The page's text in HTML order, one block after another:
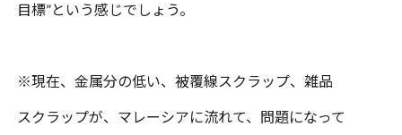
目標”という感じでしょう。
※現在、金属分の低い、被覆線スクラップ、雑品
スクラップが、マレーシアに流れて、問題になって